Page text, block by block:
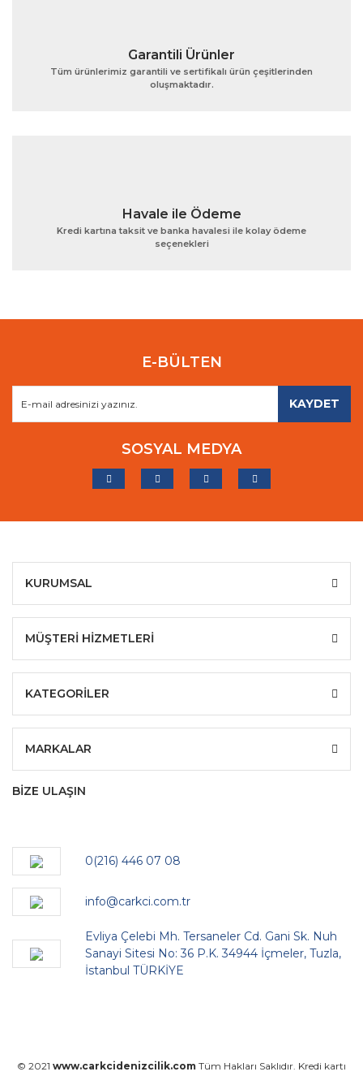
Gönder
Garantili Ürünler
Tüm ürünlerimiz garantili ve sertifikalı ürün çeşitlerinden
oluşmaktadır.
Havale ile Ödeme
Kredi kartına taksit ve banka havalesi ile kolay ödeme
seçenekleri
E-BÜLTEN
KAYDET
SOSYAL MEDYA
KURUMSAL
MÜŞTERİ HİZMETLERİ
KATEGORİLER
MARKALAR
BİZE ULAŞIN
0(216) 446 07 08
info@carkci.com.tr
Evliya Çelebi Mh. Tersaneler Cd. Gani Sk. Nuh
Sanayi Sitesi No: 36 P.K. 34944 İçmeler, Tuzla,
İstanbul TÜRKİYE
© 2021 www.carkcidenizcilik.com Tüm Hakları Saklıdır. Kredi kartı